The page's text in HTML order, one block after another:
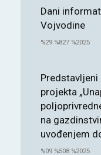
Dani
Vojvodine
%29 %827 %2025
projekta
na
uvođenjem
%09 %508 %2025